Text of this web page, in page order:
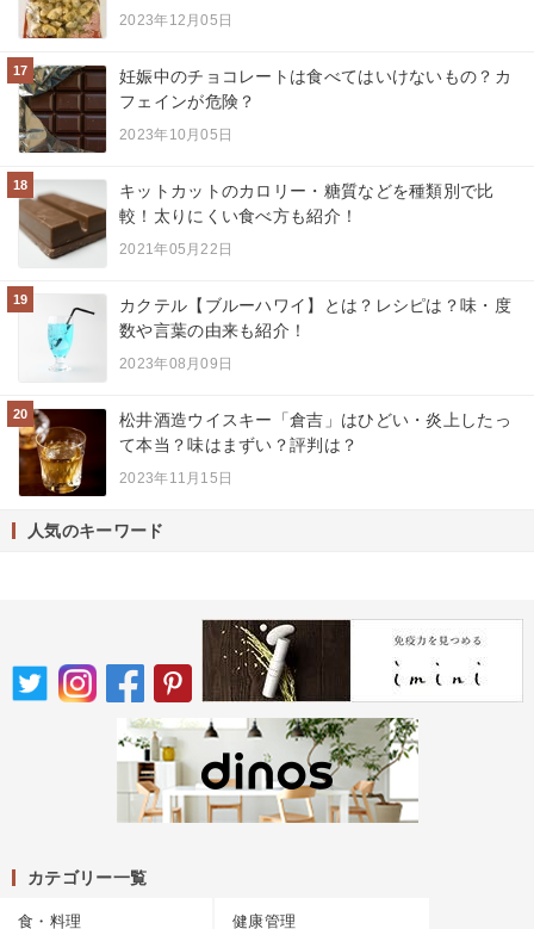
2023年12月05日
17
妊娠中のチョコレートは食べてはいけないもの？カ
フェインが危険？
2023年10月05日
18
キットカットのカロリー・糖質などを種類別で比
較！太りにくい食べ方も紹介！
2021年05月22日
19
カクテル【ブルーハワイ】とは？レシピは？味・度
数や言葉の由来も紹介！
2023年08月09日
20
松井酒造ウイスキー「倉吉」はひどい・炎上したっ
て本当？味はまずい？評判は？
2023年11月15日
人気のキーワード
カテゴリー一覧
食・料理 健康管理